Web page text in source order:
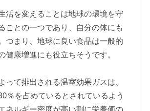
活を変えることは地球の環境を守
ことの一つであり、自分の体にも
つまり、地球に良い食品は一般的
健康増進にも役立ちそうです。
て排出される温室効果ガスは、
％を占めているとされているよう